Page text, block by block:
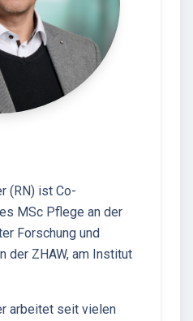
(RN) ist Co-
MSc Pflege an der
Forschung und
der ZHAW, am Institut
arbeitet seit vielen